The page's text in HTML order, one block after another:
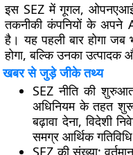
इस SEZ में गूगल,
तकनीकी कंपनियों के अपने
है। यह पहली बार होगा
होगा, बल्कि उनका उत्पादक
खबर से जुड़े जीके तथ्य
SEZ नीति की
अधिनियम के तहत शुरू
बढ़ावा देना, विदेशी
समग्र आर्थिक
SEZ की संख्या: